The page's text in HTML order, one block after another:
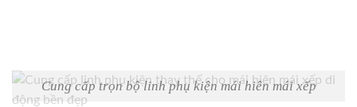
Cung cấp trọn bộ linh phụ kiện mái hiên mái xếp